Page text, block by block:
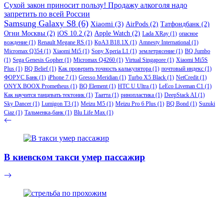
Сухой закон приносит пользу! Продажу алкоголя надо
запретить по всей России
Samsung Galaxy S8 (6) Xiaomi (3) AirPods (2) Татфондбанк (2)
Огни Москвы (2) iOS 10.2 (2) Apple Watch (2) Lada XRay (1) опасное
вождение (1) Renault Megane RS (1) КрАЗ В18.1Х (1) Amnesty International (1)
Micromax Q354 (1) Xiaomi Mi5 (1) Sony Xperia L1 (1) землетрясение (1) BQ Jumbo
(1) Sega Genesis Gopher (1) Micromax Q4260 (1) Virtual Singapore (1) Xiaomi Mi5S
Plus (1) BQ Belief (1) Как проверить точность калькулятора (1) почтовый индекс (1)
ФОРУС Банк (1) iPhone 7 (1) Gresso Meridian (1) Turbo X5 Black (1) NetCredit(1)
ONYX BOOX Prometheus (1) BQ Element(1) HTC U Ultra (1) LeEco Liveman C1 (1)
Как научится танцевать тектоник (1) Таатта (1) ринопластика (1) DeepStack AI (1)
Sky Dancer (1) Lumigon T3 (1) Meizu M5 (1) Meizu Pro 6 Plus (1) BQ Bond (1) Suzuki
Ciaz (1) Тальменка-банк (1) Blu Life Max (1)
В киевском такси умер пассажир